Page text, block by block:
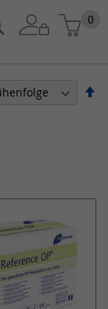
Zum
Inhalt
0
Suche